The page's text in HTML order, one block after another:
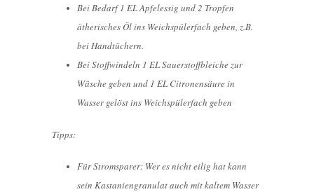
Bei Bedarf 1 EL Apfelessig und 2 Tropfen
ätherisches Öl ins Weichspülerfach geben, z.B.
bei Handtüchern.
Bei Stoffwindeln 1 EL Sauerstoffbleiche zur
Wäsche geben und 1 EL Citronensäure in
Wasser gelöst ins Weichspülerfach geben
Tipps:
Für Stromsparer: Wer es nicht eilig hat kann
sein Kastaniengranulat auch mit kaltem Wasser